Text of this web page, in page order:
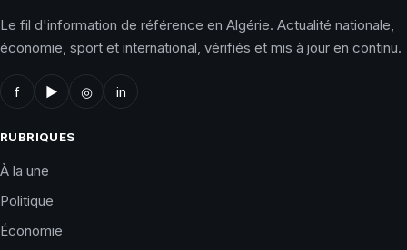
Le fil d'information de référence en Algérie. Actualité nationale,
économie, sport et international, vérifiés et mis à jour en continu.
f ▶ ◎ in
RUBRIQUES
À la une
Politique
Économie